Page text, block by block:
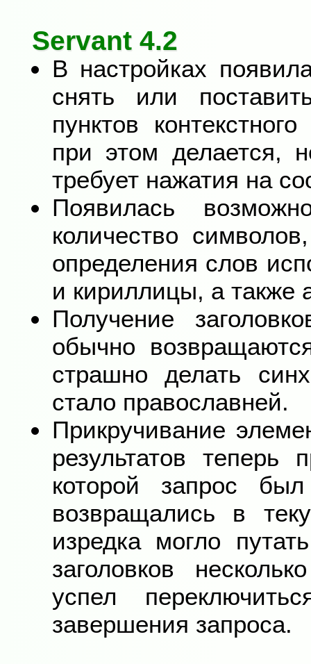
Servant 4.2
В настройках
снять или
пунктов
при этом делается,
требует нажатия на
Появилась
количество
определения слов
и кириллицы, а также
Получение
обычно
страшно делать
стало православней.
Прикручивание
результатов теперь
которой запрос
возвращались в
изредка могло
заголовков
успел
завершения запроса.